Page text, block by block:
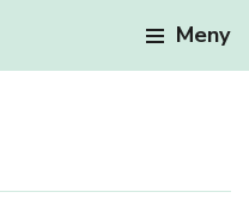
Meny